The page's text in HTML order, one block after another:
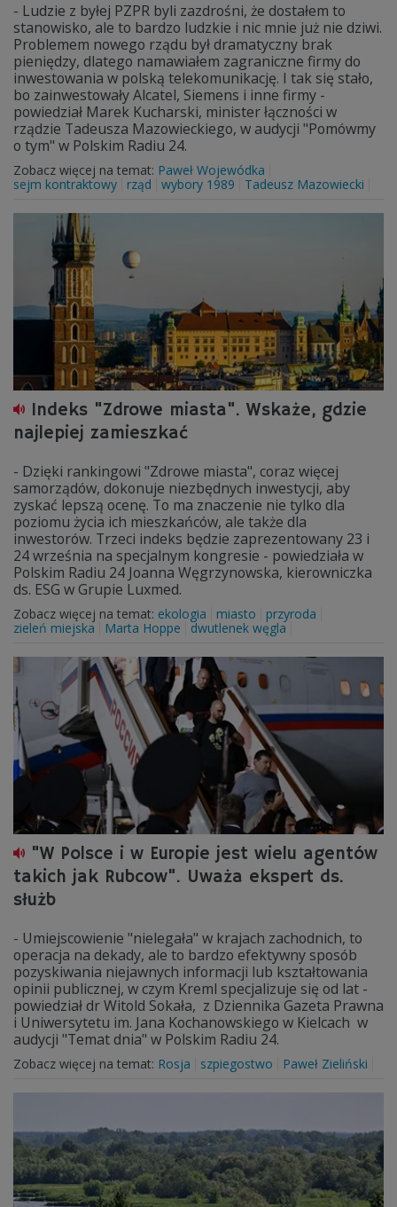
- Ludzie z byłej PZPR byli zazdrośni, że dostałem to
stanowisko, ale to bardzo ludzkie i nic mnie już nie dziwi.
Problemem nowego rządu był dramatyczny brak
pieniędzy, dlatego namawiałem zagraniczne firmy do
inwestowania w polską telekomunikację. I tak się stało,
bo zainwestowały Alcatel, Siemens i inne firmy -
powiedział Marek Kucharski, minister łączności w
rządzie Tadeusza Mazowieckiego, w audycji "Pomówmy
o tym" w Polskim Radiu 24.
Zobacz więcej na temat: Paweł Wojewódka
sejm kontraktowy
rząd wybory 1989 Tadeusz Mazowiecki
Indeks "Zdrowe miasta". Wskaże, gdzie
najlepiej zamieszkać
- Dzięki rankingowi "Zdrowe miasta", coraz więcej
samorządów, dokonuje niezbędnych inwestycji, aby
zyskać lepszą ocenę. To ma znaczenie nie tylko dla
poziomu życia ich mieszkańców, ale także dla
inwestorów. Trzeci indeks będzie zaprezentowany 23 i
24 września na specjalnym kongresie - powiedziała w
Polskim Radiu 24 Joanna Węgrzynowska, kierowniczka
ds. ESG w Grupie Luxmed.
Zobacz więcej na temat: ekologia miasto
przyroda
zieleń miejska
Marta Hoppe dwutlenek węgla
"W Polsce i w Europie jest wielu agentów
takich jak Rubcow". Uważa ekspert ds.
służb
- Umiejscowienie "nielegała" w krajach zachodnich, to
operacja na dekady, ale to bardzo efektywny sposób
pozyskiwania niejawnych informacji lub kształtowania
opinii publicznej, w czym Kreml specjalizuje się od lat -
powiedział dr Witold Sokała, z Dziennika Gazeta Prawna
i Uniwersytetu im. Jana Kochanowskiego w Kielcach w
audycji "Temat dnia" w Polskim Radiu 24.
Zobacz więcej na temat: Rosja szpiegostwo Paweł Zieliński